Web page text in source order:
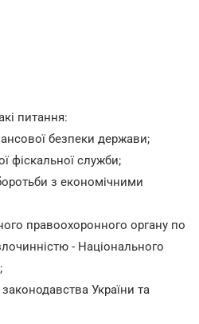
питання:
безпеки держави;
фіскальної служби;
з економічними
правоохоронного органу по
- Національного
законодавства України та